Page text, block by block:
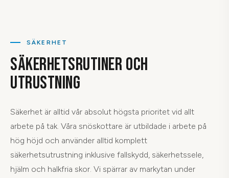
SÄKERHET
SÄKERHETSRUTINER OCH
UTRUSTNING
Säkerhet är alltid vår absolut högsta prioritet vid allt
arbete på tak. Våra snöskottare är utbildade i arbete på
hög höjd och använder alltid komplett
säkerhetsutrustning inklusive fallskydd, säkerhetssele,
hjälm och halkfria skor. Vi spärrar av markytan under